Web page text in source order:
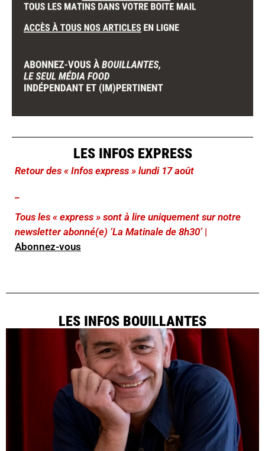
LES INFOS EXPRESS
Retour des « Infos express » lundi 17 août
Tous les « express » sont à lire uniquement sur notre
newsletter abonné(e) ‘La Matinale de 8h30’ |
Abonnez-vous
LES INFOS BOUILLANTES